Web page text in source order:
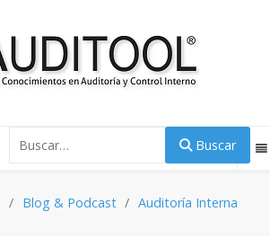
Buscar
Blog & Podcast Auditoría Interna